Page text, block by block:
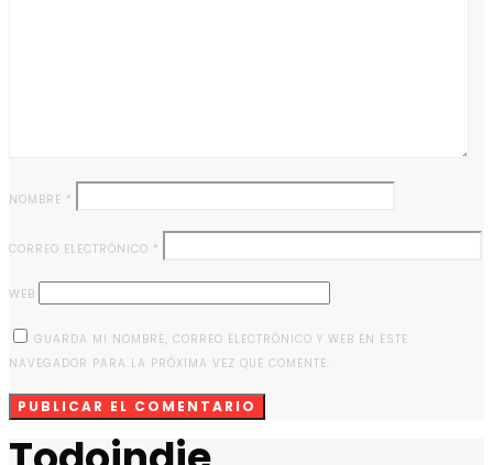
NOMBRE *
CORREO ELECTRÓNICO *
WEB
GUARDA MI NOMBRE, CORREO ELECTRÓNICO Y WEB EN ESTE
NAVEGADOR PARA LA PRÓXIMA VEZ QUE COMENTE.